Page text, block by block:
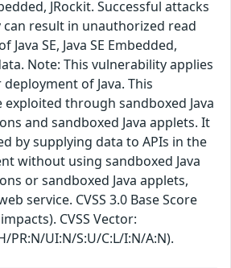
JRockit. Successful attacks
result in unauthorized read
Java SE, Java SE Embedded,
Note: This vulnerability applies
of Java. This
through sandboxed Java
and sandboxed Java applets. It
by supplying data to APIs in the
without using sandboxed Java
or sandboxed Java applets,
service. CVSS 3.0 Base Score
CVSS Vector:
PR:N/UI:N/S:U/C:L/I:N/A:N).